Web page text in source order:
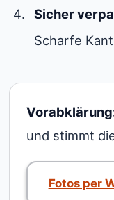
Sicher
Scharfe
und stimmt
Fotos per